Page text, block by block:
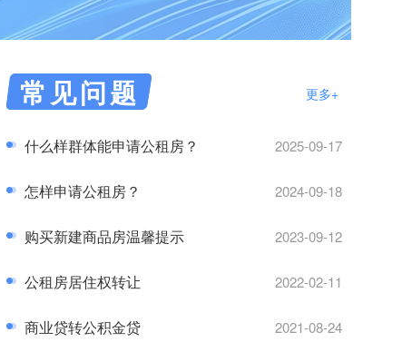
常见问题 更多+
什么样群体能申请公租房？ 2025-09-17
怎样申请公租房？ 2024-09-18
购买新建商品房温馨提示 2023-09-12
公租房居住权转让 2022-02-11
商业贷转公积金贷 2021-08-24